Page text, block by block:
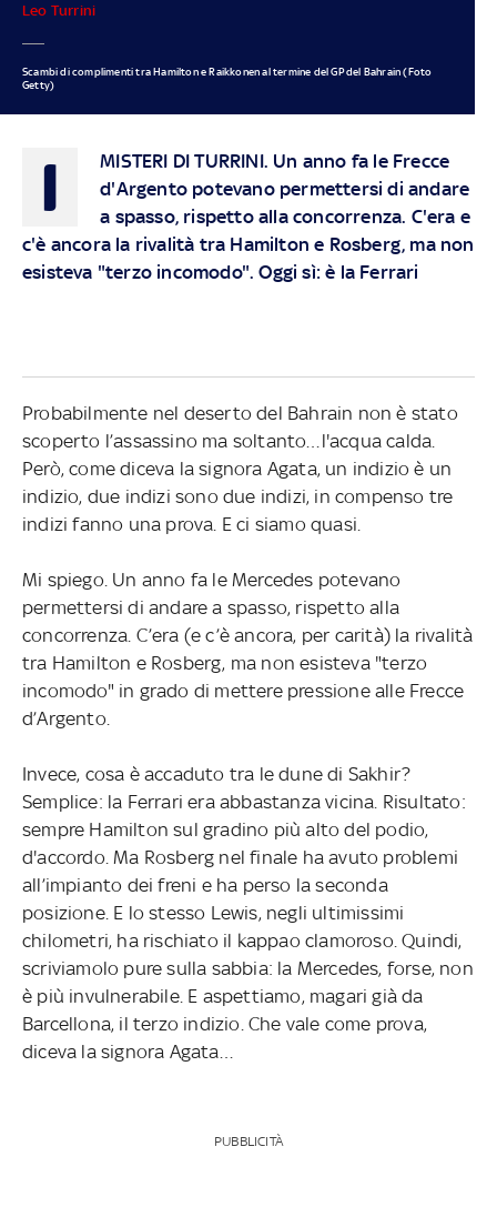
Leo Turrini
Scambi di complimenti tra Hamilton e Raikkonen al termine del GP del Bahrain (Foto
Getty)
I MISTERI DI TURRINI. Un anno fa le Frecce
d'Argento potevano permettersi di andare
a spasso, rispetto alla concorrenza. C'era e
c'è ancora la rivalità tra Hamilton e Rosberg, ma non
esisteva "terzo incomodo". Oggi sì: è la Ferrari
Probabilmente nel deserto del Bahrain non è stato
scoperto l’assassino ma soltanto…l'acqua calda.
Però, come diceva la signora Agata, un indizio è un
indizio, due indizi sono due indizi, in compenso tre
indizi fanno una prova. E ci siamo quasi.
Mi spiego. Un anno fa le Mercedes potevano
permettersi di andare a spasso, rispetto alla
concorrenza. C’era (e c’è ancora, per carità) la rivalità
tra Hamilton e Rosberg, ma non esisteva "terzo
incomodo" in grado di mettere pressione alle Frecce
d’Argento.
Invece, cosa è accaduto tra le dune di Sakhir?
Semplice: la Ferrari era abbastanza vicina. Risultato:
sempre Hamilton sul gradino più alto del podio,
d'accordo. Ma Rosberg nel finale ha avuto problemi
all’impianto dei freni e ha perso la seconda
posizione. E lo stesso Lewis, negli ultimissimi
chilometri, ha rischiato il kappao clamoroso. Quindi,
scriviamolo pure sulla sabbia: la Mercedes, forse, non
è più invulnerabile. E aspettiamo, magari già da
Barcellona, il terzo indizio. Che vale come prova,
diceva la signora Agata…
PUBBLICITÀ